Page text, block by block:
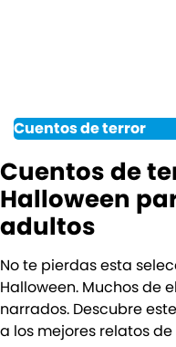
Cuentos de terror
Cuentos de
Halloween
adultos
No te pierdas esta
Halloween. Muchos de
narrados. Descubre
a los mejores relatos